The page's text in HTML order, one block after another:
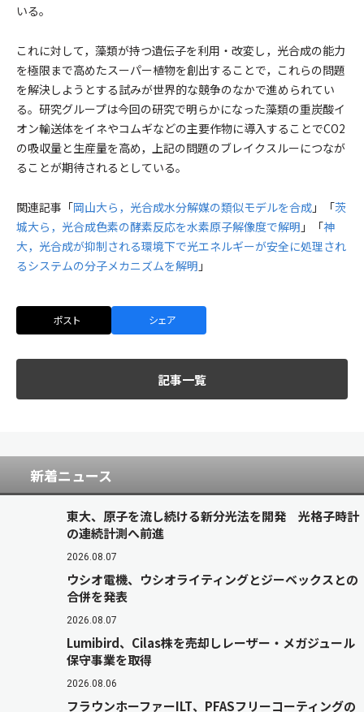
いる。
これに対して，藻類が持つ遺伝子を利用・改変し，光合成の能力
を極限まで高めたスーパー植物を創出することで，これらの問題
を解決しようとする試みが世界的な競争のなかで進められてい
る。研究グループは今回の研究で明らかになった藻類の重炭酸イ
オン輸送体をイネやコムギなどの主要作物に導入することでCO2
の吸収量と生産量を高め，上記の問題のブレイクスルーにつなが
ることが期待されるとしている。
関連記事「岡山大ら，光合成水分解媒の類似モデルを合成 」「茨
城大ら，光合成色素の酵素反応を水素原子解像度で解明 」「神
大，光合成が抑制される環境下で光エネルギーが安全に処理され
るシステムの分子メカニズムを解明 」
ポスト シェア
記事一覧
新着ニュース
東大、原子を流し続ける新分光法を開発 光格子時計
の連続計測へ前進
2026.08.07
ウシオ電機、ウシオライティングとジーベックスとの
合併を発表
2026.08.07
Lumibird、Cilas株を売却しレーザー・メガジュール
保守事業を取得
2026.08.06
フラウンホーファーILT、PFASフリーコーティングの